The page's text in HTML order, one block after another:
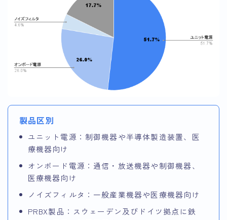
製品区別
ユニット電源：制御機器や半導体製造装置、医
療機器向け
オンボード電源：通信・放送機器や制御機器、
医療機器向け
ノイズフィルタ：一般産業機器や医療機器向け
PRBX製品：スウェーデン及びドイツ拠点に鉄